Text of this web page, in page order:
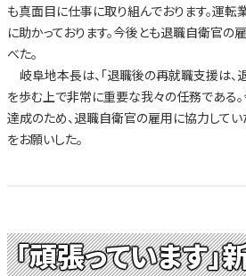
も真面目に仕事に取り組んでおります。運
に助かっております。今後とも退職自衛官の
べた。
岐阜地本長は、「退職後の再就職支援は
を歩む上で非常に重要な我々の任務である
達成のため、退職自衛官の雇用に協力してい
をお願いした。
「頑張っています」